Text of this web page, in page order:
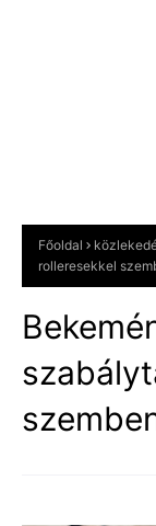
Főoldal
rolleresekkel